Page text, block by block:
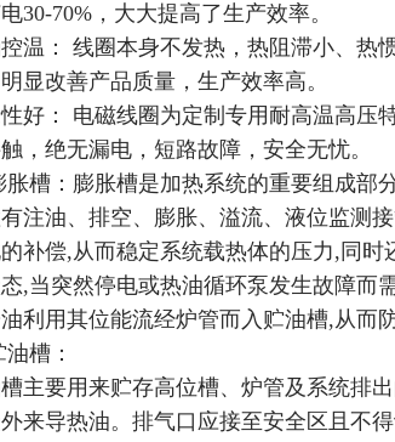
30-70%，大大提高了生产效率。
温： 线圈本身不发热，热阻滞小、热
显改善产品质量，生产效率高。
好： 电磁线圈为定制专用耐高温高压
，绝无漏电，短路故障，安全无忧。
槽：膨胀槽是加热系统的重要组成部
注油、排空、膨胀、溢流、液位监测
补偿,从而稳定系统载热体的压力,同
,当突然停电或热油循环泵发生故障而
利用其位能流经炉管而入贮油槽,从而
槽：
主要用来贮存高位槽、炉管及系统排
来导热油。排气口应接至安全区且不得